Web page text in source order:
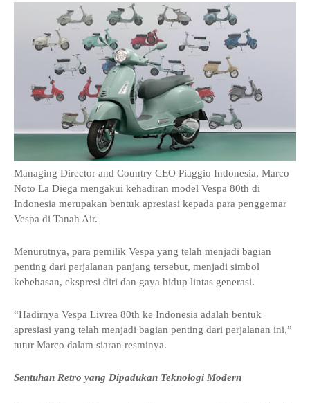
Managing Director and Country CEO Piaggio Indonesia, Marco
Noto La Diega mengakui kehadiran model Vespa 80th di
Indonesia merupakan bentuk apresiasi kepada para penggemar
Vespa di Tanah Air.
Menurutnya, para pemilik Vespa yang telah menjadi bagian
penting dari perjalanan panjang tersebut, menjadi simbol
kebebasan, ekspresi diri dan gaya hidup lintas generasi.
“Hadirnya Vespa Livrea 80th ke Indonesia adalah bentuk
apresiasi yang telah menjadi bagian penting dari perjalanan ini,”
tutur Marco dalam siaran resminya.
Sentuhan Retro yang Dipadukan Teknologi Modern